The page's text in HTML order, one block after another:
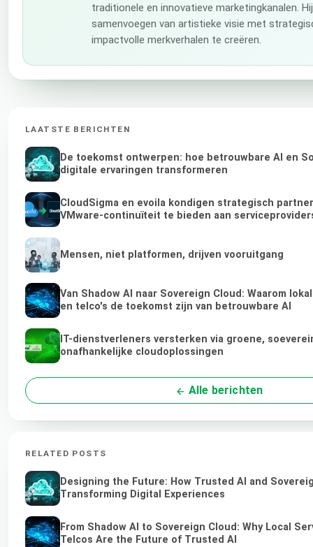
traditionele en innovatieve marketingkanalen.
samenvoegen van artistieke visie met
impactvolle merkverhalen te creëren.
LAATSTE BERICHTEN
De toekomst ontwerpen: hoe betrouwbare AI en
digitale ervaringen transformeren
CloudSigma en evoila kondigen strategisch
VMware-continuïteit te bieden aan
Mensen, niet platformen, drijven vooruitgang
Van Shadow AI naar Sovereign Cloud: Waarom
en telco's de toekomst zijn van betrouwbare AI
IT-dienstverleners versterken via groene,
onafhankelijke cloudoplossingen
Alle berichten
RELATED POSTS
Designing the Future: How Trusted AI and
Transforming Digital Experiences
From Shadow AI to Sovereign Cloud: Why Local
Telcos Are the Future of Trusted AI